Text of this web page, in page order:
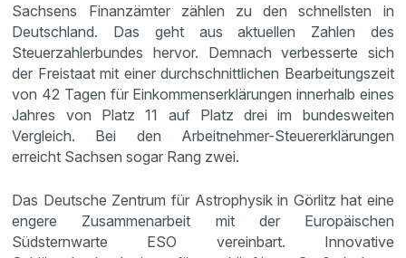
Sachsens Finanzämter zählen zu den schnellsten in
Deutschland. Das geht aus aktuellen Zahlen des
Steuerzahlerbundes hervor. Demnach verbesserte sich
der Freistaat mit einer durchschnittlichen Bearbeitungszeit
von 42 Tagen für Einkommenserklärungen innerhalb eines
Jahres von Platz 11 auf Platz drei im bundesweiten
Vergleich. Bei den Arbeitnehmer-Steuererklärungen
erreicht Sachsen sogar Rang zwei.
Das Deutsche Zentrum für Astrophysik in Görlitz hat eine
engere Zusammenarbeit mit der Europäischen
Südsternwarte ESO vereinbart. Innovative